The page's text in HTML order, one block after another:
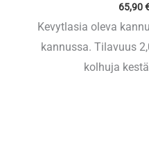
65,90
Kevytlasia oleva
kannussa. Tilavuus
kolhuja